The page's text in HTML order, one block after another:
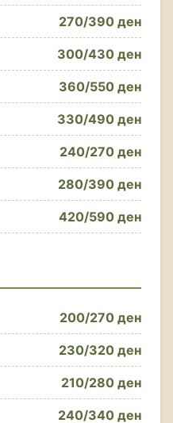
270/390 ден
300/430 ден
360/550 ден
330/490 ден
240/270 ден
280/390 ден
420/590 ден
200/270 ден
230/320 ден
210/280 ден
240/340 ден